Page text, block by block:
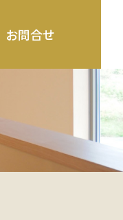
お問合せ